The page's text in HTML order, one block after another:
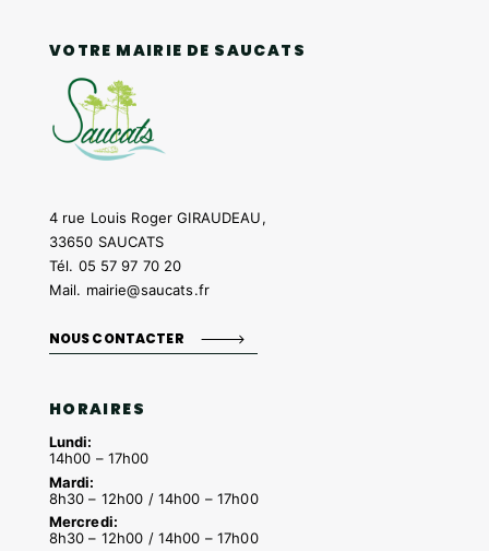
VOTRE MAIRIE DE SAUCATS
4 rue Louis Roger GIRAUDEAU,
33650 SAUCATS
Tél. 05 57 97 70 20
Mail. mairie@saucats.fr
NOUS CONTACTER
HORAIRES
Lundi:
14h00 – 17h00
Mardi:
8h30 – 12h00 / 14h00 – 17h00
Mercredi:
8h30 – 12h00 / 14h00 – 17h00